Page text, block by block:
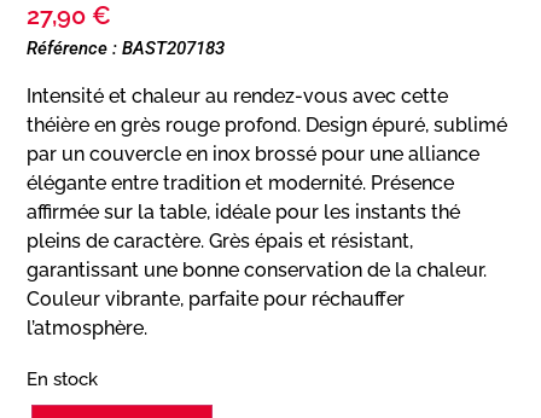
27,90 €
Référence : BAST207183
Intensité et chaleur au rendez-vous avec cette
théière en grès rouge profond. Design épuré, sublimé
par un couvercle en inox brossé pour une alliance
élégante entre tradition et modernité. Présence
affirmée sur la table, idéale pour les instants thé
pleins de caractère. Grès épais et résistant,
garantissant une bonne conservation de la chaleur.
Couleur vibrante, parfaite pour réchauffer
l’atmosphère.
En stock